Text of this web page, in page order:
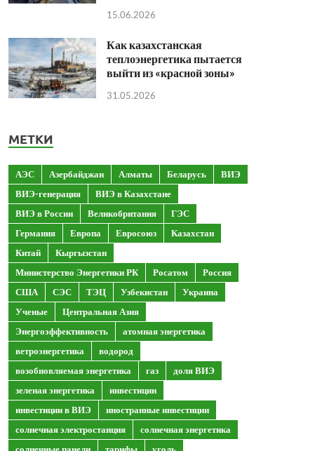
15.06.2026
Как казахстанская
теплоэнергетика пытается
выйти из «красной зоны»
31.05.2026
МЕТКИ
АЭС Азербайджан Алматы Беларусь
ВИЭ
ВИЭ-генерация
ВИЭ в Казахстане
ВИЭ в России
Великобритания
ГЭС
Германия
Европа Евросоюз
Казахстан
Китай
Кыргызстан
Министерство Энергетики РК
Росатом
Россия
США
СЭС ТЭЦ Узбекистан
Украина
Ученые
Центральная Азия
Энергоэффективность
атомная энергетика
ветроэнергетика
водород
возобновляемая энергетика
газ
доля ВИЭ
зеленая энергетика
инвестиции
инвестиции в ВИЭ
иностранные инвестиции
солнечная электростанция
солнечная энергетика
солнечные панели
тарифы уголь